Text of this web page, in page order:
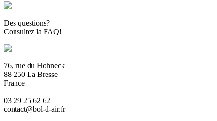
Des questions?
Consultez la FAQ!
76, rue du Hohneck
88 250 La Bresse
France
03 29 25 62 62
contact@bol-d-air.fr